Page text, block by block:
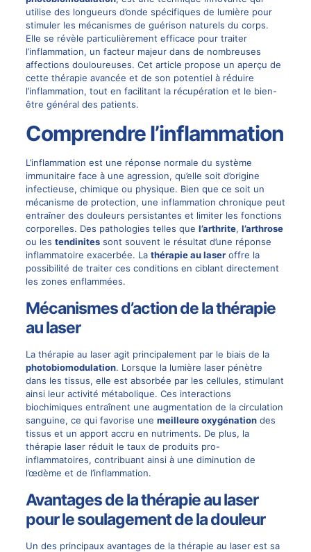
utilise des longueurs d’onde spécifiques de lumière pour
stimuler les mécanismes de guérison naturels du corps.
Elle se révèle particulièrement efficace pour traiter
l’inflammation, un facteur majeur dans de nombreuses
affections douloureuses. Cet article propose un aperçu de
cette thérapie avancée et de son potentiel à réduire
l’inflammation, tout en facilitant la récupération et le bien-
être général des patients.
Comprendre l’inflammation
L’inflammation est une réponse normale du système
immunitaire face à une agression, qu’elle soit d’origine
infectieuse, chimique ou physique. Bien que ce soit un
mécanisme de protection, une inflammation chronique peut
entraîner des douleurs persistantes et limiter les fonctions
corporelles. Des pathologies telles que l’arthrite, l’arthrose
ou les tendinitessont souvent le résultat d’une réponse
inflammatoire exacerbée. La thérapie au laseroffre la
possibilité de traiter ces conditions en ciblant directement
les zones enflammées.
Mécanismes d’action de la thérapie
au laser
La thérapie au laser agit principalement par le biais de la
photobiomodulation. Lorsque la lumière laser pénètre
dans les tissus, elle est absorbée par les cellules, stimulant
ainsi leur activité métabolique. Ces interactions
biochimiques entraînent une augmentation de la circulation
sanguine, ce qui favorise une meilleure oxygénationdes
tissus et un apport accru en nutriments. De plus, la
thérapie laser réduit le taux de produits pro-
inflammatoires, contribuant ainsi à une diminution de
l’œdème et de l’inflammation.
Avantages de la thérapie au laser
pour le soulagement de la douleur
Un des principaux avantages de la thérapie au laser est sa